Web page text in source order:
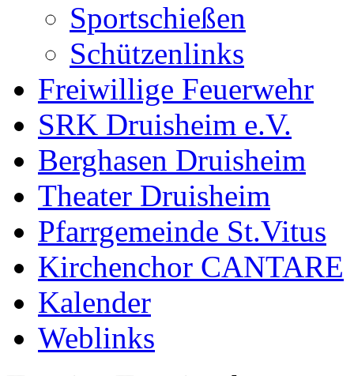
Sportschießen
Schützenlinks
Freiwillige Feuerwehr
SRK Druisheim e.V.
Berghasen Druisheim
Theater Druisheim
Pfarrgemeinde St.Vitus
Kirchenchor CANTARE
Kalender
Weblinks